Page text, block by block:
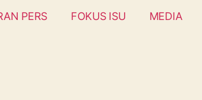
PERS FOKUS ISU MEDIA